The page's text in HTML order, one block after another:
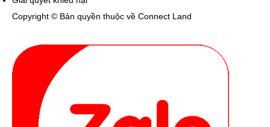
Copyright © Bản quyền thuộc về Connect Land